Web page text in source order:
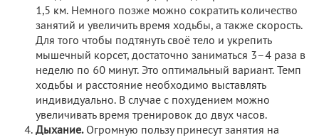
1,5 км. Немного позже можно сократить количество
занятий и увеличить время ходьбы, а также скорость.
Для того чтобы подтянуть своё тело и укрепить
мышечный корсет, достаточно заниматься 3–4 раза в
неделю по 60 минут. Это оптимальный вариант. Темп
ходьбы и расстояние необходимо выставлять
индивидуально. В случае с похудением можно
увеличивать время тренировок до двух часов.
Дыхание.Огромную пользу принесут занятия на